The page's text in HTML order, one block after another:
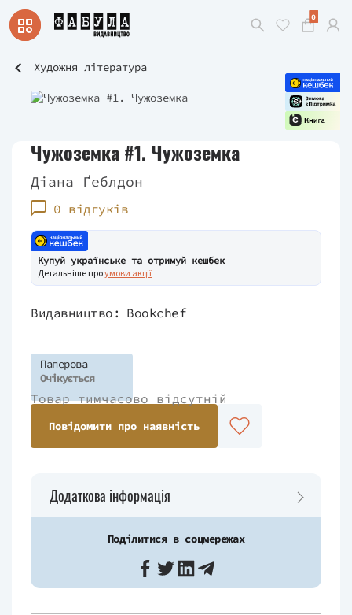
0
Художня література
Чужоземка #1. Чужоземка
Діана Ґеблдон
0 відгуків
Купуй українське та отримуй кешбек
Детальніше проумови акції
Видавництво: Bookchef
Паперова
Очікується
Товар тимчасово відсутній
Повідомити про наявність
Додаткова інформація
Поділитися в соцмережах